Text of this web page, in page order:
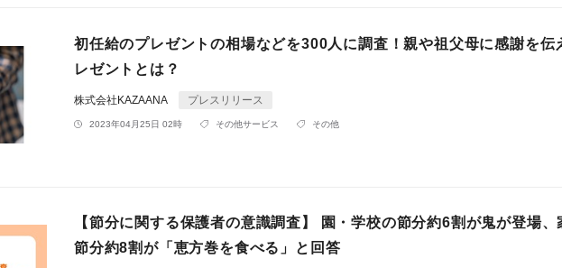
初任給のプレゼントの相場などを300人に調査！親や祖父母に感謝を伝
レゼントとは？
株式会社KAZAANA プレスリリース
2023年04月25日 02時 その他サービス その他
【節分に関する保護者の意識調査】 園・学校の節分約6割が鬼が登場、
節分約8割が「恵方巻を食べる」と回答